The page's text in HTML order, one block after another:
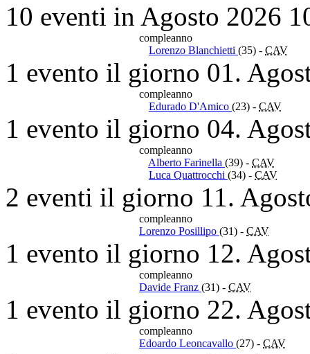
10 eventi in Agosto 2026
compleanno
Lorenzo Blanchietti (35) - CAV
1 evento il giorno 01.
compleanno
Edurado D'Amico (23) - CAV
1 evento il giorno 04.
compleanno
Alberto Farinella (39) - CAV
Luca Quattrocchi (34) - CAV
2 eventi il giorno 11.
compleanno
Lorenzo Posillipo (31) - CAV
1 evento il giorno 12.
compleanno
Davide Franz (31) - CAV
1 evento il giorno 22.
compleanno
Edoardo Leoncavallo (27) - CAV